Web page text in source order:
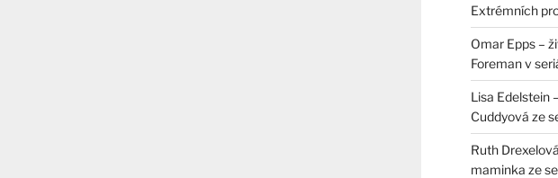
Extrémních
Omar Epps –
Foreman v
Lisa Edelstein
Cuddyová ze
Ruth
maminka ze